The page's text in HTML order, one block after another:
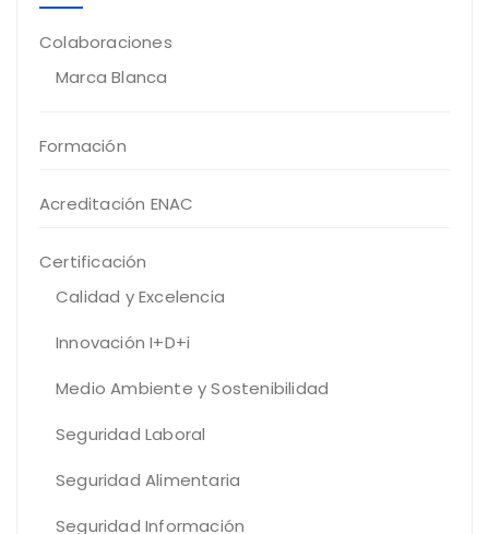
Colaboraciones
Marca Blanca
Formación
Acreditación ENAC
Certificación
Calidad y Excelencia
Innovación I+D+i
Medio Ambiente y Sostenibilidad
Seguridad Laboral
Seguridad Alimentaria
Seguridad Información